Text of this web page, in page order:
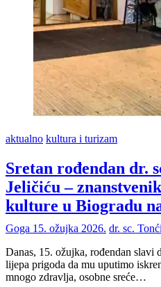
aktualno kultura i turizam
Sretan rođendan dr.
Jeličiću –
kulture u Biogradu
Goga 15. ožujka 2026. dr. sc.
Danas, 15. ožujka, rođendan slavi
lijepa prigoda da mu uputimo
mnogo zdravlja, osobne sreće…